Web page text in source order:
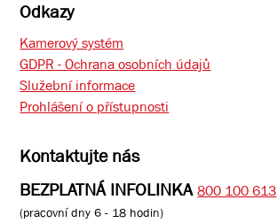
Odkazy
Kamerový systém
GDPR - Ochrana osobních údajů
Služební informace
Prohlášení o přístupnosti
Kontaktujte nás
BEZPLATNÁ INFOLINKA 800 100 613
(pracovní dny 6 - 18 hodin)